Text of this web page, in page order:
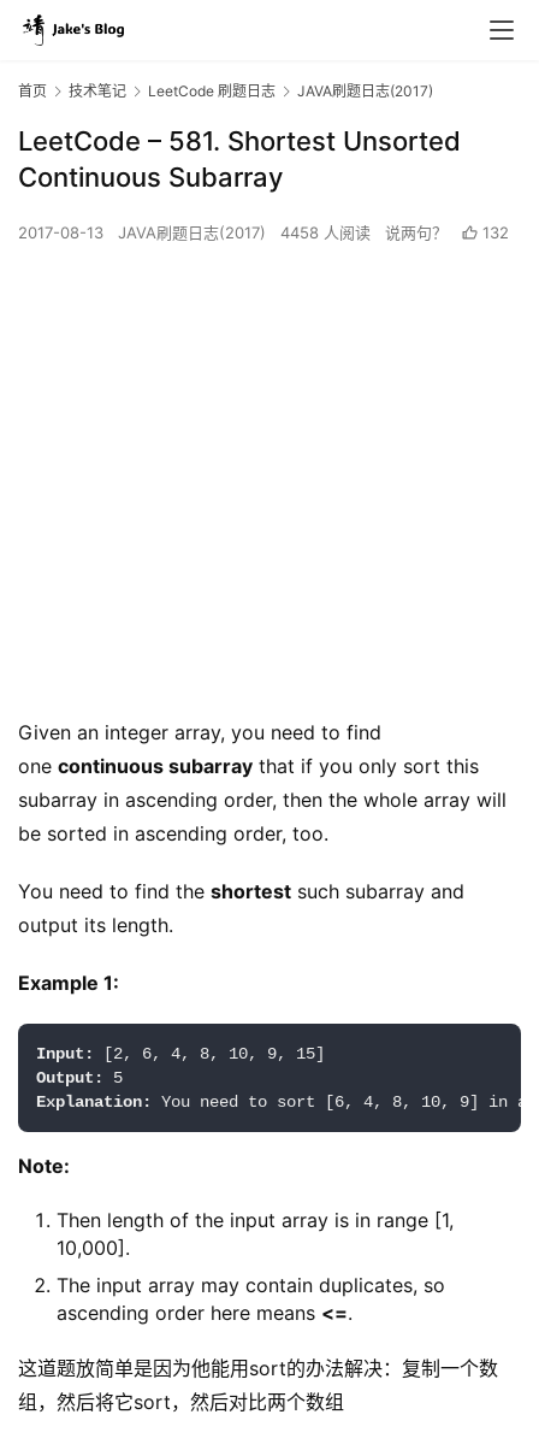
首页 技术笔记 LeetCode 刷题日志 JAVA刷题日志(2017)
LeetCode – 581. Shortest Unsorted
Continuous Subarray
2017-08-13 JAVA刷题日志(2017) 4458 人阅读 说两句？ 132
Given an integer array, you need to find
one continuous subarray that if you only sort this
subarray in ascending order, then the whole array will
be sorted in ascending order, too.
You need to find the shortest such subarray and
output its length.
Example 1:
Input:
Output:
Explanation:
Note:
Then length of the input array is in range [1,
10,000].
The input array may contain duplicates, so
ascending order here means <=.
这道题放简单是因为他能用sort的办法解决：复制一个数
组，然后将它sort，然后对比两个数组